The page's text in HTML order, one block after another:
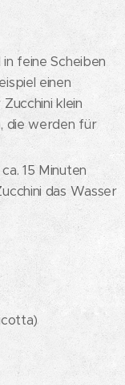
feine Scheiben
einen
klein
die werden für
15 Minuten
das Wasser